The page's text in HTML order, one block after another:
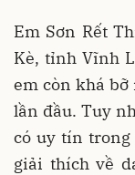
Em Sơn Rết
Kè, tỉnh Vĩnh
em còn khá
lần đầu. Tuy
có uy tín
giải thích về